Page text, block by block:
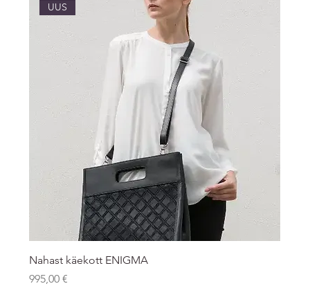
UUS
Nahast käekott ENIGMA
Price
995,00 €